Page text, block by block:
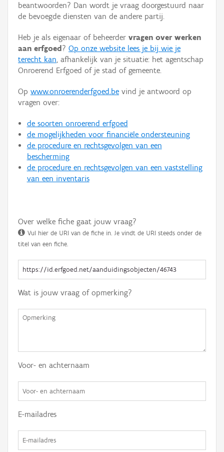
Persoon of collectief
Hergebruik
Aanmelden
beantwoorden? Dan wordt je vraag doorgestuurd naar
de bevoegde diensten van de andere partij.
Heb je als eigenaar of beheerder vragen over werken
aan erfgoed ? Op onze website lees je bij wie je
terecht kan, afhankelijk van je situatie: het agentschap
Onroerend Erfgoed of je stad of gemeente.
Op www.onroerenderfgoed.be vind je antwoord op
vragen over:
de soorten onroerend erfgoed
de mogelijkheden voor financiële ondersteuning
de procedure en rechtsgevolgen van een
bescherming
de procedure en rechtsgevolgen van een vaststelling
van een inventaris
Over welke fiche gaat jouw vraag?
Vul hier de URI van de fiche in. Je vindt de URI steeds onder de
titel van een fiche.
Wat is jouw vraag of opmerking?
Voor- en achternaam
E-mailadres